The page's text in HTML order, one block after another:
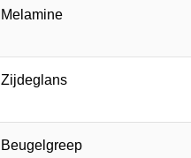
Melamine
Zijdeglans
Beugelgreep